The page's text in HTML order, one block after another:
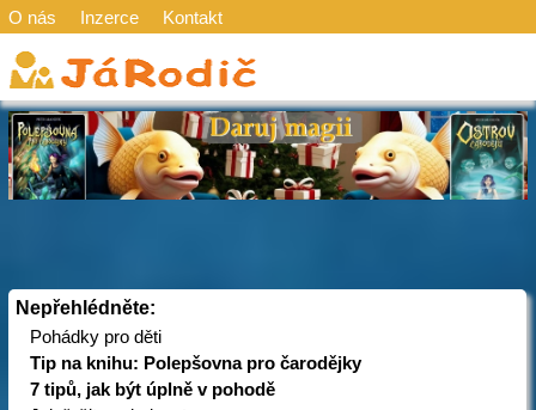
O nás Inzerce Kontakt
Nepřehlédněte:
Pohádky pro děti
Tip na knihu: Polepšovna pro čarodějky
7 tipů, jak být úplně v pohodě